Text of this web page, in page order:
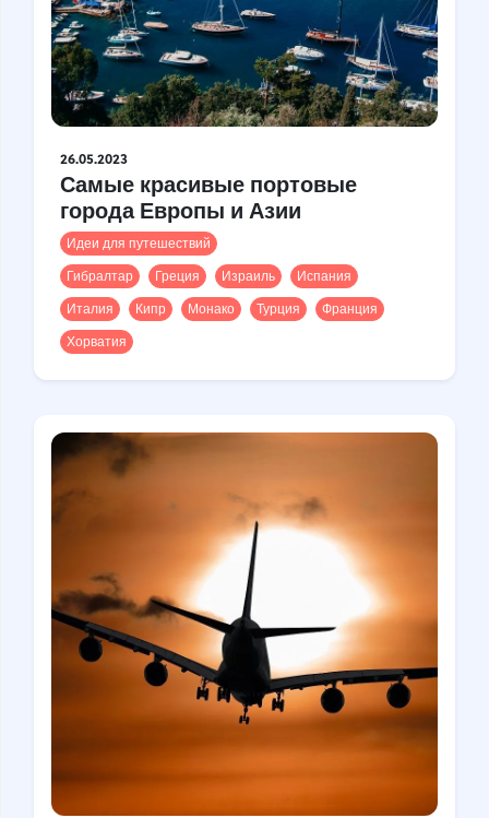
26.05.2023
Самые красивые портовые
города Европы и Азии
Идеи для путешествий
Гибралтар
Греция Израиль
Испания
Италия
Кипр Монако Турция
Франция
Хорватия